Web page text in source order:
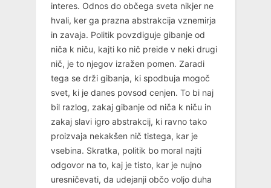
interes. Odnos do občega sveta nikjer ne
hvali, ker ga prazna abstrakcija vznemirja
in zavaja. Politik povzdiguje gibanje od
niča k niču, kajti ko nič preide v neki drugi
nič, je to njegov izražen pomen. Zaradi
tega se drži gibanja, ki spodbuja mogoč
svet, ki je danes povsod cenjen. To bi naj
bil razlog, zakaj gibanje od niča k niču in
zakaj slavi igro abstrakcij, ki ravno tako
proizvaja nekakšen nič tistega, kar je
vsebina. Skratka, politik bo moral najti
odgovor na to, kaj je tisto, kar je nujno
uresničevati, da udejanji občo voljo duha